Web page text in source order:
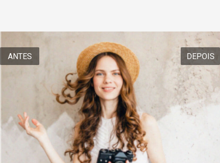
ANTES DEPOIS